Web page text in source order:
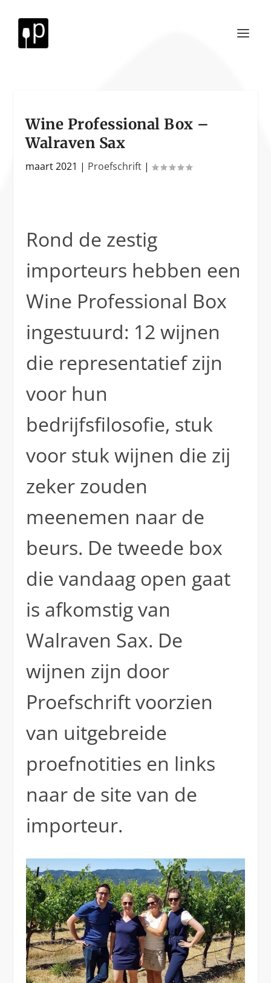
Wine Professional Box –
Walraven Sax
maart 2021 | Proefschrift |
Rond de zestig
importeurs hebben een
Wine Professional Box
ingestuurd: 12 wijnen
die representatief zijn
voor hun
bedrijfsfilosofie, stuk
voor stuk wijnen die zij
zeker zouden
meenemen naar de
beurs. De tweede box
die vandaag open gaat
is afkomstig van
Walraven Sax. De
wijnen zijn door
Proefschrift voorzien
van uitgebreide
proefnotities en links
naar de site van de
importeur.